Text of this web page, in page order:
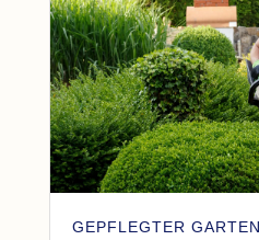
GEPFLEGTER